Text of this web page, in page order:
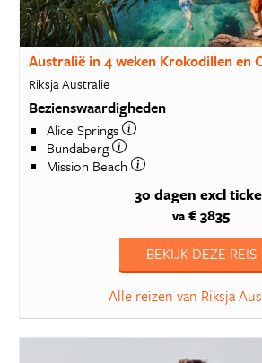
Australië in 4 weken Krokodillen en
Riksja Australie
Bezienswaardigheden
Alice Springs
Bundaberg
Mission Beach
30 dagen excl
va € 3835
BEKIJK DEZE REIS
Alle reizen van Riksja